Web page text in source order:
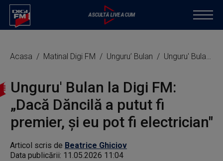
Acasa Matinal Digi FM Unguru’ Bulan Unguru' Bulan la Digi FM: „Dacă Dăncilă a putut fi premier, și eu pot fi electrician"
Unguru' Bulan la Digi FM:
„Dacă Dăncilă a putut fi
premier, și eu pot fi electrician"
Articol scris de Beatrice Ghiciov
Data publicării: 11.05.2026 11:04